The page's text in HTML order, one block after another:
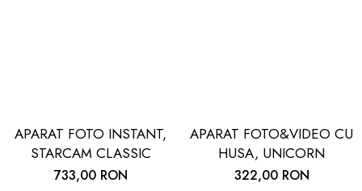
APARAT FOTO INSTANT,
STARCAM CLASSIC
733,00 RON
APARAT FOTO&VIDEO CU
HUSA, UNICORN
322,00 RON